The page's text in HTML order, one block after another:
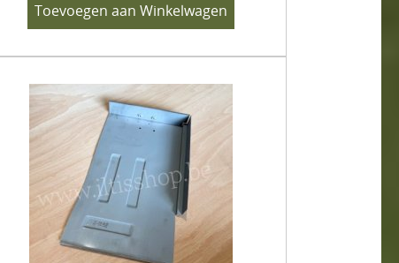
Toevoegen aan Winkelwagen